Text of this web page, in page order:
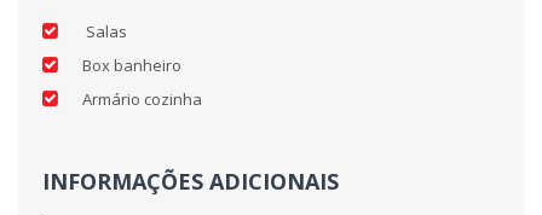
Salas
Box banheiro
Armário cozinha
INFORMAÇÕES ADICIONAIS